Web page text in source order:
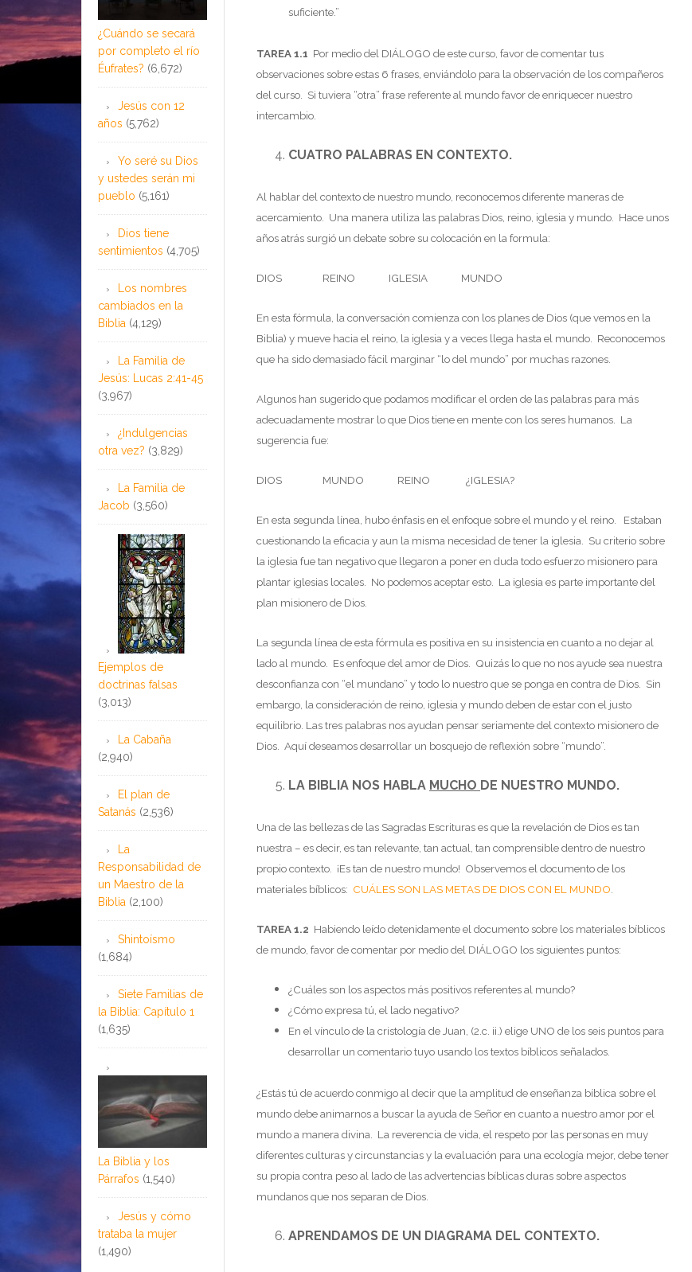
suficiente.”
TAREA 1.1 Por medio del DIÁLOGO de este curso, favor de comentar tus
observaciones sobre estas 6 frases, enviándolo para la observación de los compañeros
del curso. Si tuviera “otra” frase referente al mundo favor de enriquecer nuestro
intercambio.
CUATRO PALABRAS EN CONTEXTO.
Al hablar del contexto de nuestro mundo, reconocemos diferente maneras de
acercamiento. Una manera utiliza las palabras Dios, reino, iglesia y mundo. Hace unos
años atrás surgió un debate sobre su colocación en la formula:
DIOS REINO IGLESIA MUNDO
En esta fórmula, la conversación comienza con los planes de Dios (que vemos en la
Biblia) y mueve hacia el reino, la iglesia y a veces llega hasta el mundo. Reconocemos
que ha sido demasiado fácil marginar “lo del mundo” por muchas razones.
Algunos han sugerido que podamos modificar el orden de las palabras para más
adecuadamente mostrar lo que Dios tiene en mente con los seres humanos. La
sugerencia fue:
DIOS MUNDO REINO ¿IGLESIA?
En esta segunda línea, hubo énfasis en el enfoque sobre el mundo y el reino. Estaban
cuestionando la eficacia y aun la misma necesidad de tener la iglesia. Su criterio sobre
la iglesia fue tan negativo que llegaron a poner en duda todo esfuerzo misionero para
plantar iglesias locales. No podemos aceptar esto. La iglesia es parte importante del
plan misionero de Dios.
La segunda línea de esta fórmula es positiva en su insistencia en cuanto a no dejar al
lado al mundo. Es enfoque del amor de Dios. Quizás lo que no nos ayude sea nuestra
desconfianza con “el mundano” y todo lo nuestro que se ponga en contra de Dios. Sin
embargo, la consideración de reino, iglesia y mundo deben de estar con el justo
equilibrio. Las tres palabras nos ayudan pensar seriamente del contexto misionero de
Dios. Aquí deseamos desarrollar un bosquejo de reflexión sobre “mundo”.
LA BIBLIA NOS HABLA MUCHO DE NUESTRO MUNDO.
Una de las bellezas de las Sagradas Escrituras es que la revelación de Dios es tan
nuestra – es decir, es tan relevante, tan actual, tan comprensible dentro de nuestro
propio contexto. ¡Es tan de nuestro mundo! Observemos el documento de los
materiales bíblicos: CUÁLES SON LAS METAS DE DIOS CON EL MUNDO
TAREA 1.2 Habiendo leído detenidamente el documento sobre los materiales bíblicos
de mundo, favor de comentar por medio del DIÁLOGO los siguientes puntos:
¿Cuáles son los aspectos más positivos referentes al mundo?
¿Cómo expresa tú, el lado negativo?
En el vínculo de la cristología de Juan, (2.c. ii.) elige UNO de los seis puntos para
desarrollar un comentario tuyo usando los textos bíblicos señalados.
¿Estás tú de acuerdo conmigo al decir que la amplitud de enseñanza bíblica sobre el
mundo debe animarnos a buscar la ayuda de Señor en cuanto a nuestro amor por el
mundo a manera divina. La reverencia de vida, el respeto por las personas en muy
diferentes culturas y circunstancias y la evaluación para una ecología mejor, debe tener
su propia contra peso al lado de las advertencias bíblicas duras sobre aspectos
mundanos que nos separan de Dios.
APRENDAMOS DE UN DIAGRAMA DEL CONTEXTO.
¿Cuándo se secará
por completo el río
Éufrates? (6,672)
Jesús con 12
años (5,762)
Yo seré su Dios
y ustedes serán mi
pueblo (5,161)
Dios tiene
sentimientos (4,705)
Los nombres
cambiados en la
Biblia (4,129)
La Familia de
Jesús: Lucas 2:41-45
(3,967)
¿Indulgencias
otra vez? (3,829)
La Familia de
Jacob (3,560)
Ejemplos de
doctrinas falsas
(3,013)
La Cabaña
(2,940)
El plan de
Satanás (2,536)
La
Responsabilidad de
un Maestro de la
Biblia (2,100)
Shintoísmo
(1,684)
Siete Familias de
la Biblia: Capítulo 1
(1,635)
La Biblia y los
Párrafos (1,540)
Jesús y cómo
trataba la mujer
(1,490)